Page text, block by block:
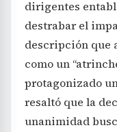
dirigentes
destrabar el
descripción que
como un
protagonizado
resaltó que la
unanimidad